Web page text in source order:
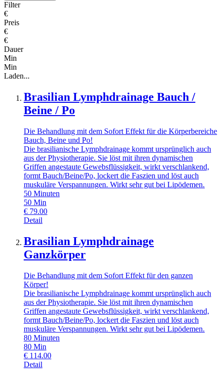
Filter
€
Preis
€
€
Dauer
Min
Min
Laden...
Brasilian Lymphdrainage Bauch /
Beine / Po
Die Behandlung mit dem Sofort Effekt für die Körperbereiche
Bauch, Beine und Po!
Die brasilianische Lymphdrainage kommt ursprünglich auch
aus der Physiotherapie. Sie löst mit ihren dynamischen
Griffen angestaute Gewebsflüssigkeit, wirkt verschlankend,
formt Bauch/Beine/Po, lockert die Faszien und löst auch
muskuläre Verspannungen. Wirkt sehr gut bei Lipödemen.
50 Minuten
50 Min
€ 79.00
Detail
Brasilian Lymphdrainage
Ganzkörper
Die Behandlung mit dem Sofort Effekt für den ganzen
Körper!
Die brasilianische Lymphdrainage kommt ursprünglich auch
aus der Physiotherapie. Sie löst mit ihren dynamischen
Griffen angestaute Gewebsflüssigkeit, wirkt verschlankend,
formt Bauch/Beine/Po, lockert die Faszien und löst auch
muskuläre Verspannungen. Wirkt sehr gut bei Lipödemen.
80 Minuten
80 Min
€ 114.00
Detail